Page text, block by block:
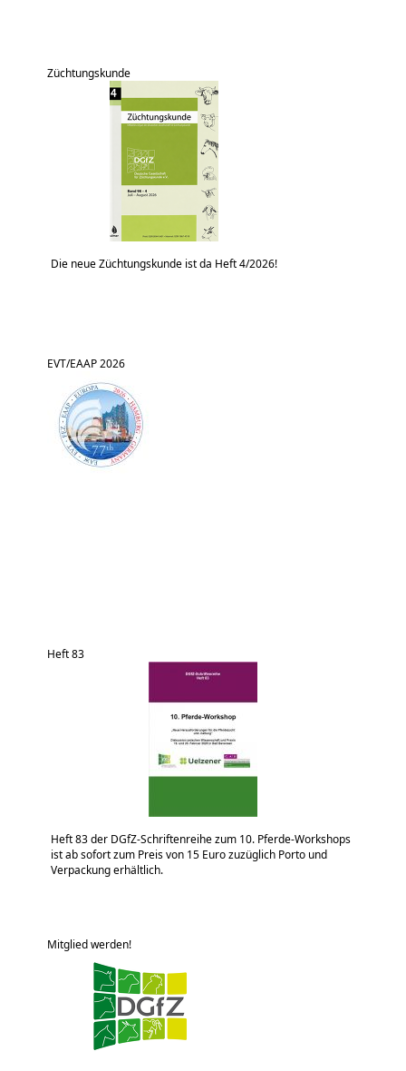
Züchtungskunde
Die neue Züchtungskunde ist da Heft 4/2026!
EVT/EAAP 2026
Heft 83
Heft 83 der DGfZ-Schriftenreihe zum 10. Pferde-Workshops
ist ab sofort zum Preis von 15 Euro zuzüglich Porto und
Verpackung erhältlich.
Mitglied werden!